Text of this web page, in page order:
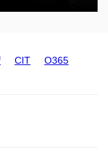
CIT O365